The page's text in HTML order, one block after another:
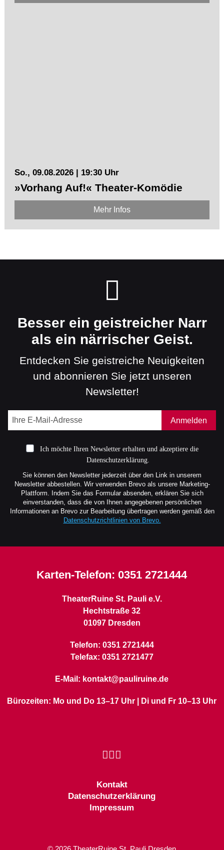
So., 09.08.2026 | 19:30 Uhr
»Vorhang Auf!« Theater-Komödie
Mehr Infos
Besser ein geistreicher Narr
als ein närrischer Geist.
Entdecken Sie geistreiche Neuigkeiten
und abonnieren Sie jetzt unseren
Newsletter!
Anmelden
Ich möchte Ihren Newsletter erhalten und akzeptiere die
Datenschutzerklärung.
Sie können den Newsletter jederzeit über den Link in unserem
Newsletter abbestellen. Wir verwenden Brevo als unsere Marketing-
Plattform. Indem Sie das Formular absenden, erklären Sie sich
einverstanden, dass die von Ihnen angegebenen persönlichen
Informationen an Brevo zur Bearbeitung übertragen werden gemäß den
Datenschutzrichtlinien von Brevo.
Karten-Telefon:0351 2721444
TheaterRuine St. Pauli e.V.
Hechtstraße 32
01097 Dresden
Telefon: 0351 2721444
Telefax: 0351 2721477
E-Mail: kontakt@pauliruine.de
Bürozeiten: Mo und Do 13–17 Uhr | Di und Fr 10–13 Uhr
Kontakt
Datenschutzerklärung
Impressum